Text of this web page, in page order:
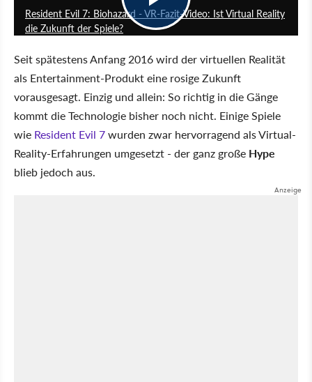
Resident Evil 7: Biohazard - VR-Fazit-Video: Ist Virtual Reality
die Zukunft der Spiele?
Seit spätestens Anfang 2016 wird der virtuellen Realität
als Entertainment-Produkt eine rosige Zukunft
vorausgesagt. Einzig und allein: So richtig in die Gänge
kommt die Technologie bisher noch nicht. Einige Spiele
wie Resident Evil 7wurden zwar hervorragend als Virtual-
Reality-Erfahrungen umgesetzt - der ganz große Hype
blieb jedoch aus.